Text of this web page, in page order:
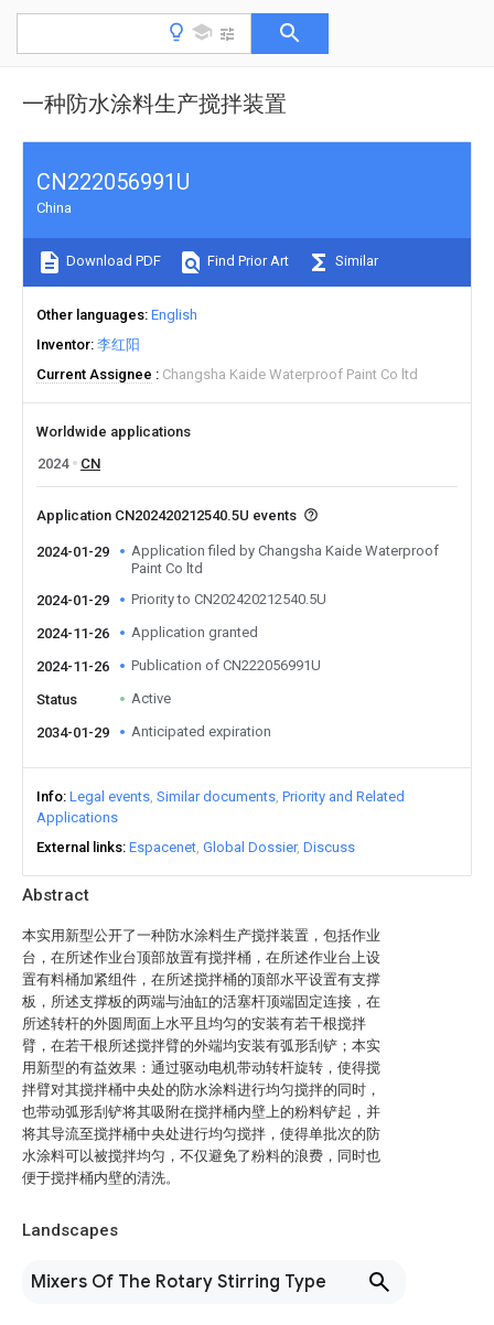
一种防水涂料生产搅拌装置
Abstract
本实用新型公开了一种防水涂料生产搅拌装置，包括作业
台，在所述作业台顶部放置有搅拌桶，在所述作业台上设
置有料桶加紧组件，在所述搅拌桶的顶部水平设置有支撑
板，所述支撑板的两端与油缸的活塞杆顶端固定连接，在
所述转杆的外圆周面上水平且均匀的安装有若干根搅拌
臂，在若干根所述搅拌臂的外端均安装有弧形刮铲；本实
用新型的有益效果：通过驱动电机带动转杆旋转，使得搅
拌臂对其搅拌桶中央处的防水涂料进行均匀搅拌的同时，
也带动弧形刮铲将其吸附在搅拌桶内壁上的粉料铲起，并
将其导流至搅拌桶中央处进行均匀搅拌，使得单批次的防
水涂料可以被搅拌均匀，不仅避免了粉料的浪费，同时也
便于搅拌桶内壁的清洗。
Landscapes
Mixers Of The Rotary Stirring Type
CN222056991U
China
Download PDF Find Prior Art Similar
Other languages English
Inventor 李红阳
Current Assignee
Changsha Kaide Waterproof Paint Co ltd
Worldwide applications
2024
CN
Application CN202420212540.5U events
2024-01-29
Application filed by Changsha Kaide Waterproof
Paint Co ltd
2024-01-29
Priority to CN202420212540.5U
2024-11-26 Application granted
2024-11-26 Publication of CN222056991U
Status Active
2034-01-29 Anticipated expiration
Info Legal events Similar documents Priority and Related
Applications
External links Espacenet Global Dossier Discuss